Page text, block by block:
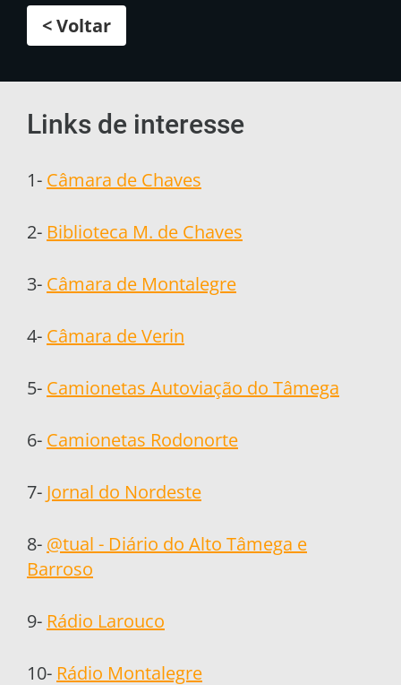
< Voltar
Links de interesse
1- Câmara de Chaves
2- Biblioteca M. de Chaves
3- Câmara de Montalegre
4- Câmara de Verin
5- Camionetas Autoviação do Tâmega
6- Camionetas Rodonorte
7- Jornal do Nordeste
8- @tual - Diário do Alto Tâmega e
Barroso
9- Rádio Larouco
10- Rádio Montalegre